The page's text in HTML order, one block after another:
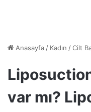
Anasayfa/ Kadın /Cilt
var mı?